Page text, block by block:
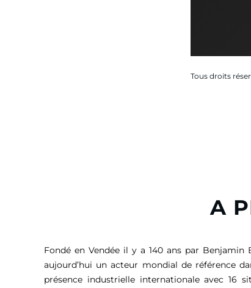
Tous droits
A
Fondé en Vendée il y a 140 ans par Benjamin
aujourd’hui un acteur mondial de référence
présence industrielle internationale avec 16